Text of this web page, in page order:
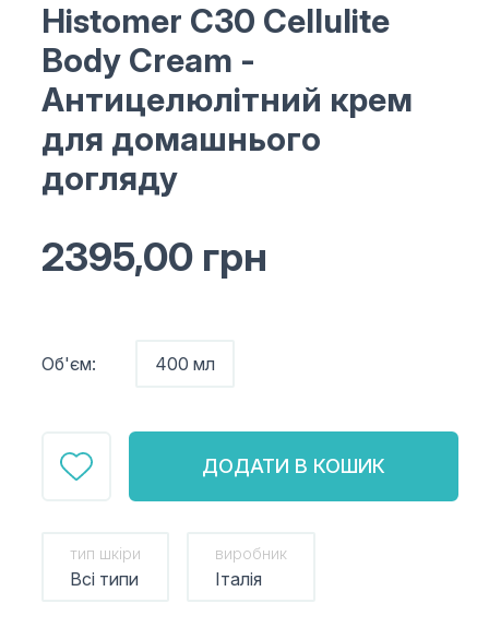
Histomer С30 Cellulite
Body Cream -
Антицелюлітний крем
для домашнього
догляду
2395,00 грн
Об'єм: 400 мл
ДОДАТИ В КОШИК
тип шкіри
Всі типи
виробник
Італія